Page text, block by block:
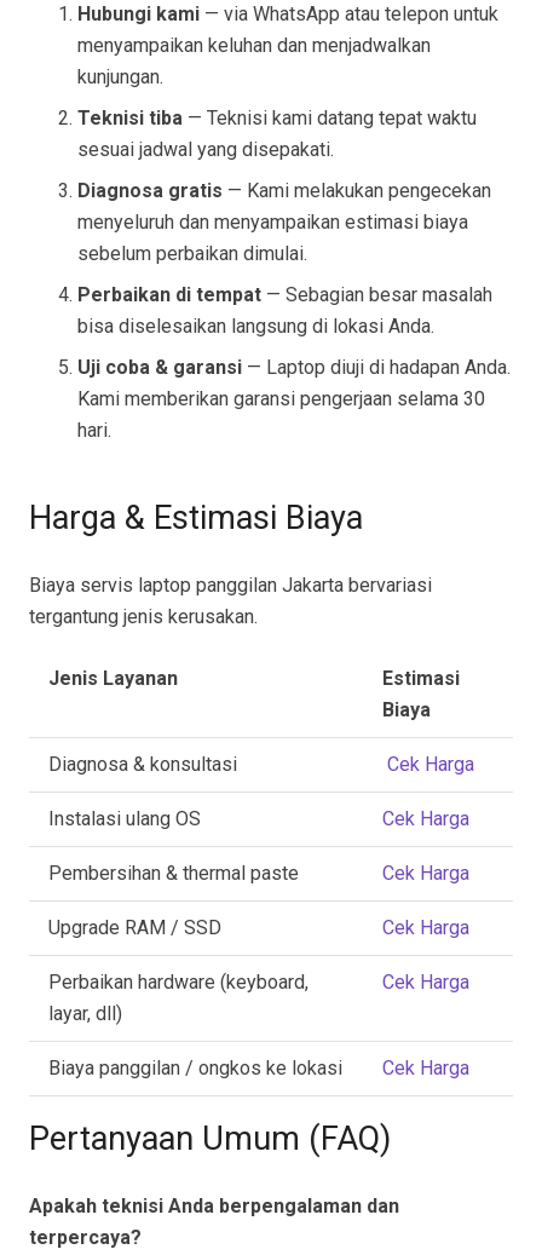
Hubungi kami — via WhatsApp atau telepon untuk
menyampaikan keluhan dan menjadwalkan
kunjungan.
Teknisi tiba — Teknisi kami datang tepat waktu
sesuai jadwal yang disepakati.
Diagnosa gratis — Kami melakukan pengecekan
menyeluruh dan menyampaikan estimasi biaya
sebelum perbaikan dimulai.
Perbaikan di tempat — Sebagian besar masalah
bisa diselesaikan langsung di lokasi Anda.
Uji coba & garansi — Laptop diuji di hadapan Anda.
Kami memberikan garansi pengerjaan selama 30
hari.
Harga & Estimasi Biaya
Biaya servis laptop panggilan Jakarta bervariasi
tergantung jenis kerusakan.
Jenis Layanan
Estimasi
Biaya
Diagnosa & konsultasi Cek Harga
Instalasi ulang OS Cek Harga
Pembersihan & thermal paste Cek Harga
Upgrade RAM / SSD Cek Harga
Perbaikan hardware (keyboard,
layar, dll)
Cek Harga
Biaya panggilan / ongkos ke lokasi Cek Harga
Pertanyaan Umum (FAQ)
Apakah teknisi Anda berpengalaman dan
terpercaya?